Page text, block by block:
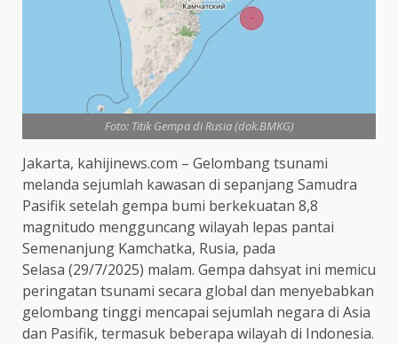
Foto: Titik Gempa di Rusia (dok.BMKG)
Jakarta, kahijinews.com – Gelombang tsunami
melanda sejumlah kawasan di sepanjang Samudra
Pasifik setelah gempa bumi berkekuatan 8,8
magnitudo mengguncang wilayah lepas pantai
Semenanjung Kamchatka, Rusia, pada
Selasa (29/7/2025) malam. Gempa dahsyat ini memicu
peringatan tsunami secara global dan menyebabkan
gelombang tinggi mencapai sejumlah negara di Asia
dan Pasifik, termasuk beberapa wilayah di Indonesia.